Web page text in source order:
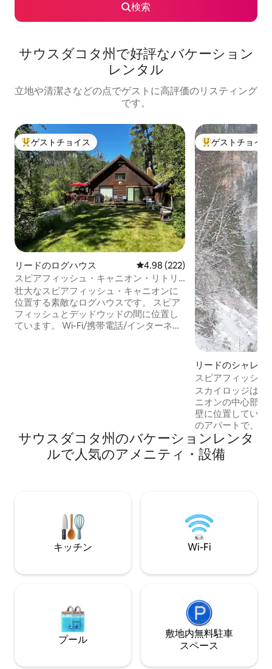
検索
サウスダコタ州で好評なバケーション
レンタル
立地や清潔さなどの点でゲストに高評価のリスティング
です。
大好評のゲストチョイスです。
ゲストチョイス
リードのログハウス レビュー222件、5つ星中4.98つ
4.98 (222)
スピアフィッシュ・キャニオン・リトリ
ート（ヴァルハラ）
壮大なスピアフィッシュ・キャニオンに
位置する素敵なログハウスです。 スピア
フィッシュとデッドウッドの間に位置し
ています。 Wi-Fi/携帯電話/インターネッ
ィとデビルズタワーまで1時間。 ラシュモ
ア山またはバッドランズまで1時間半。 ク
レイジーホース、カスター、カスター州
立公園まで1時間30分
大好評のゲスト
ゲストチョイス
リードのシャレー
スピアフィッシュ
イ・ロッジ
スカイロッジはス
ニオンの中心部に位
壁に位置していま
のアパートで、プ
ョンホームの最上階
フィッシュ滝と
イキングコース
影、マス釣り、ま
こともできます。 夜の星
適な隠れ家です！
サウスダコタ州のバケーションレンタ
ルで人気のアメニティ・設備
キッチン Wi-Fi
プール
敷地内無料駐⁠車
ス⁠ペ⁠ー⁠ス